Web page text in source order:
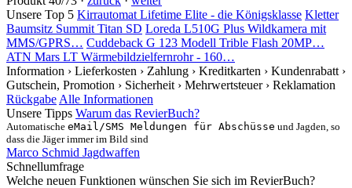
Unsere Top 5 Kirrautomat Lifetime Elite - die Königsklasse Kletter
Baumsitz Summit Titan SD Loreda L510G Plus Wildkamera mit
MMS/GPRS… Cuddeback G 123 Modell Trible Flash 20MP…
ATN Mars LT Wärmebildzielfernrohr - 160…
Information › Lieferkosten › Zahlung › Kreditkarten › Kundenrabatt ›
Gutschein, Promotion › Sicherheit › Mehrwertsteuer › Reklamation
Rückgabe Alle Informationen
Unsere Tipps Warum das RevierBuch?
Automatische eMail/SMS Meldungen für Abschüsse und Jagden, so
dass die Jäger immer im Bild sind
Marco Schmid Jagdwaffen
Schnellumfrage
Welche neuen Funktionen wünschen Sie sich im RevierBuch?